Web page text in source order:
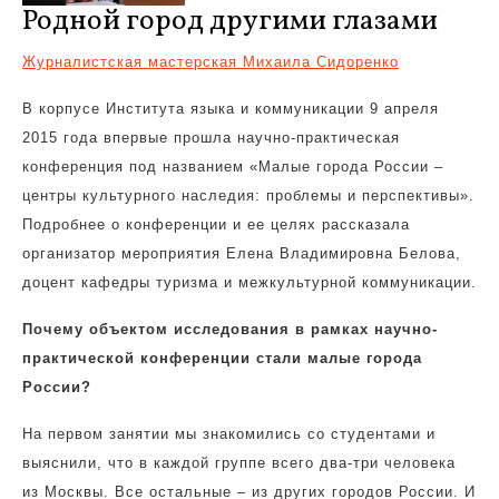
Родной город другими глазами
Журналистская мастерская Михаила Сидоренко
В корпусе Института языка и коммуникации 9 апреля
2015 года впервые прошла научно-практическая
конференция под названием «Малые города России –
центры культурного наследия: проблемы и перспективы».
Подробнее о конференции и ее целях рассказала
организатор мероприятия Елена Владимировна Белова,
доцент кафедры туризма и межкультурной коммуникации.
Почему объектом исследования в рамках научно-
практической конференции стали малые города
России?
На первом занятии мы знакомились со студентами и
выяснили, что в каждой группе всего два-три человека
из Москвы. Все остальные – из других городов России. И